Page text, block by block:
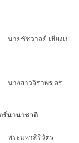
นายชัชวาลย์ เทียงเป
งสาวจิราพร อร
ร์นานาชาติ
พระมหาสิริวัตร